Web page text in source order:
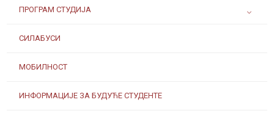
ПРОГРАМ СТУДИЈА
СИЛАБУСИ
МОБИЛНОСТ
ИНФОРМАЦИЈЕ ЗА БУДУЋЕ СТУДЕНТЕ